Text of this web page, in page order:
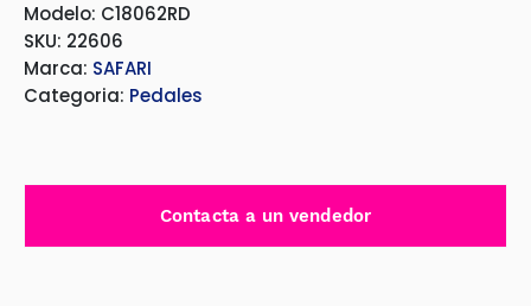
Modelo: C18062RD
SKU: 22606
Marca: SAFARI
Categoria: Pedales
Contacta a un vendedor